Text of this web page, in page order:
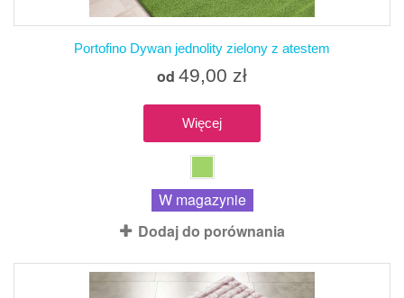
Portofino Dywan jednolity zielony z atestem
od 49,00 zł
Więcej
W magazynie
Dodaj do porównania